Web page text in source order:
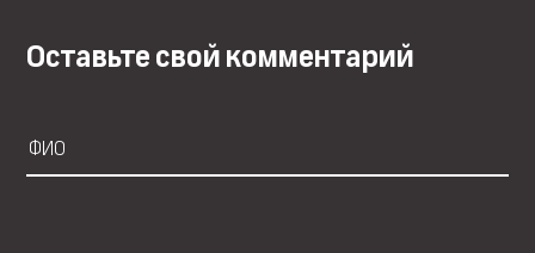
Оставьте свой комментарий